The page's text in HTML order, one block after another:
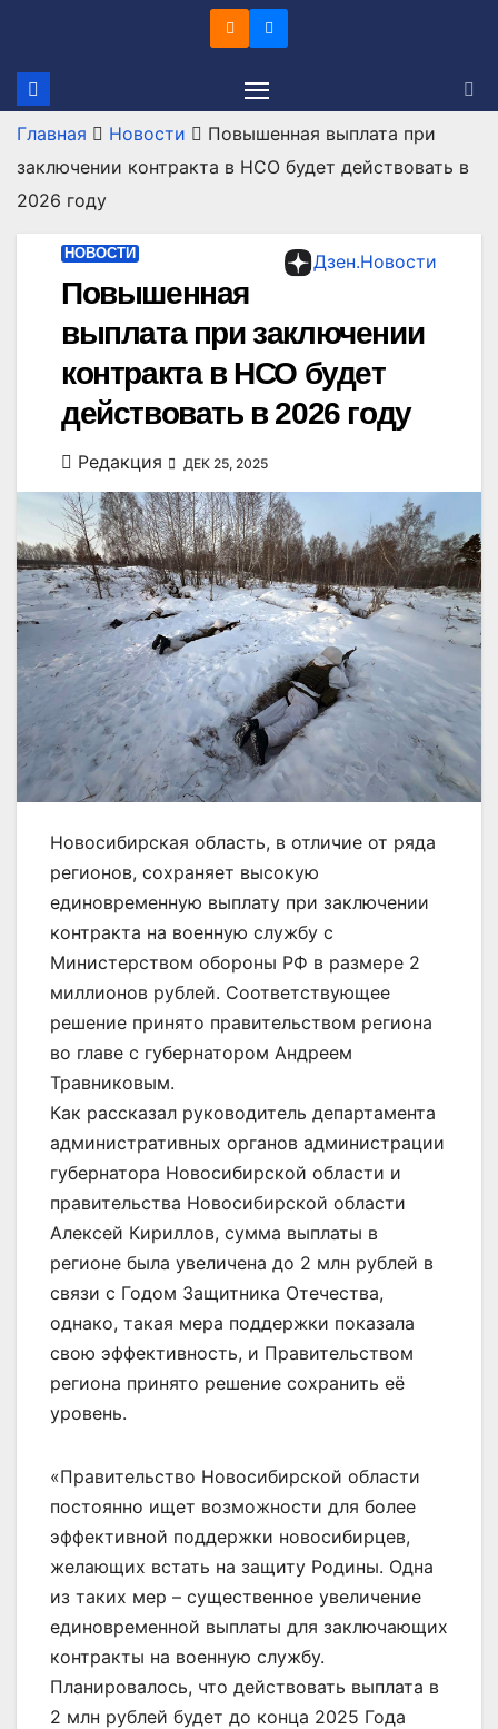
содержимому
Главная Новости
Повышенная выплата при
заключении контракта в НСО будет действовать в
2026 году
Дзен.Новости
НОВОСТИ
Повышенная
выплата при заключении
контракта в НСО будет
действовать в 2026 году
Редакция ДЕК 25, 2025
Новосибирская область, в отличие от ряда
регионов, сохраняет высокую
единовременную выплату при заключении
контракта на военную службу с
Министерством обороны РФ в размере 2
миллионов рублей. Соответствующее
решение принято правительством региона
во главе с губернатором Андреем
Травниковым.
Как рассказал руководитель департамента
административных органов администрации
губернатора Новосибирской области и
правительства Новосибирской области
Алексей Кириллов, сумма выплаты в
регионе была увеличена до 2 млн рублей в
связи с Годом Защитника Отечества,
однако, такая мера поддержки показала
свою эффективность, и Правительством
региона принято решение сохранить её
уровень.
«Правительство Новосибирской области
постоянно ищет возможности для более
эффективной поддержки новосибирцев,
желающих встать на защиту Родины. Одна
из таких мер – существенное увеличение
единовременной выплаты для заключающих
контракты на военную службу.
Планировалось, что действовать выплата в
2 млн рублей будет до конца 2025 Года